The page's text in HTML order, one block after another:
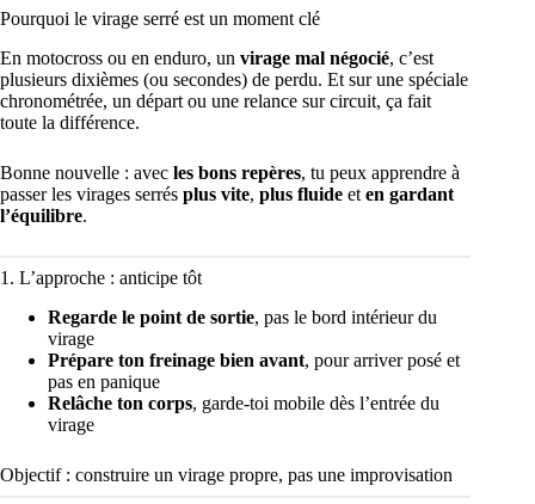
Pourquoi le virage serré est un moment clé
En motocross ou en enduro, un virage mal négocié, c’est
plusieurs dixièmes (ou secondes) de perdu. Et sur une spéciale
chronométrée, un départ ou une relance sur circuit, ça fait
toute la différence.
Bonne nouvelle : avec les bons repères, tu peux apprendre à
passer les virages serrés plus vite, plus fluide et en gardant
l’équilibre.
1. L’approche : anticipe tôt
Regarde le point de sortie, pas le bord intérieur du
virage
Prépare ton freinage bien avant, pour arriver posé et
pas en panique
Relâche ton corps, garde-toi mobile dès l’entrée du
virage
Objectif : construire un virage propre, pas une improvisation